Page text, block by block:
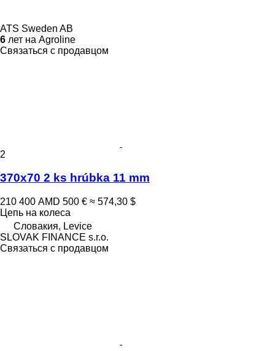
ATS Sweden AB
6 лет на Agroline
Связаться с продавцом
2
370x70 2 ks hrúbka 11 mm
210 400 AMD 500 € ≈ 574,30 $
Цепь на колеса
Словакия, Levice
SLOVAK FINANCE s.r.o.
Связаться с продавцом